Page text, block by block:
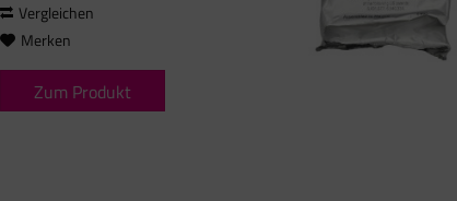
Vergleichen
Merken
Zum Produkt